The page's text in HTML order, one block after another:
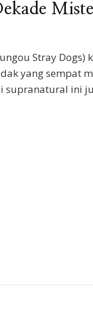
Stray Dogs)
yang sempat
supranatural ini